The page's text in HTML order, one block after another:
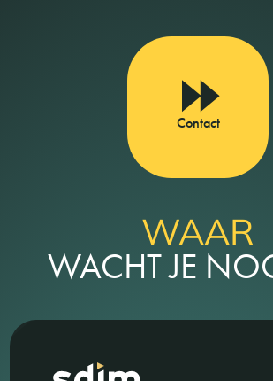
Contact
WAAR
WACHT JE